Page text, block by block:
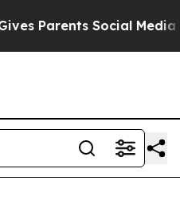
Parents Social Media